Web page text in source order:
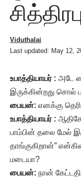
Last updated: May 12,
Viduthalai
உபாத்தியாயர் : அடே
இருக்கின்றது சொல்
பையன்: எனக்கு
உபாத்தியாயர் :
பாம்பின் தலை மேல்
தாங்குகிறான்”
மடையா?
பையன்: நான்